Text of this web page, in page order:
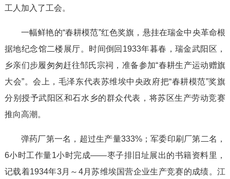
工人加入了工会。
一幅鲜艳的“春耕模范”红色奖旗，悬挂在瑞金中央革命根
据地纪念馆二楼展厅。时间倒回1933年暮春，瑞金武阳区，
乡亲们步履匆匆赶往邹氏宗祠，准备参加“春耕生产运动赠旗
大会”。会上，毛泽东代表苏维埃中央政府把“春耕模范”奖旗
分别授予武阳区和石水乡的群众代表，将苏区生产劳动竞赛
推向高潮。
弹药厂第一名，超过生产量333%；军委印刷厂第二名，
6小时工作量1小时完成——枣子排旧址展出的书籍资料里，
记载着1934年3月～4月苏维埃国营企业生产竞赛的成绩。江